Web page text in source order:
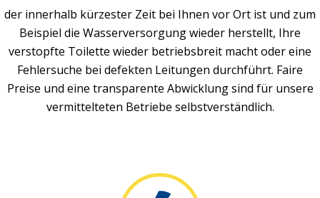
der innerhalb kürzester Zeit bei Ihnen vor Ort ist und zum
Beispiel die Wasserversorgung wieder herstellt, Ihre
verstopfte Toilette wieder betriebsbreit macht oder eine
Fehlersuche bei defekten Leitungen durchführt. Faire
Preise und eine transparente Abwicklung sind für unsere
vermittelteten Betriebe selbstverständlich.